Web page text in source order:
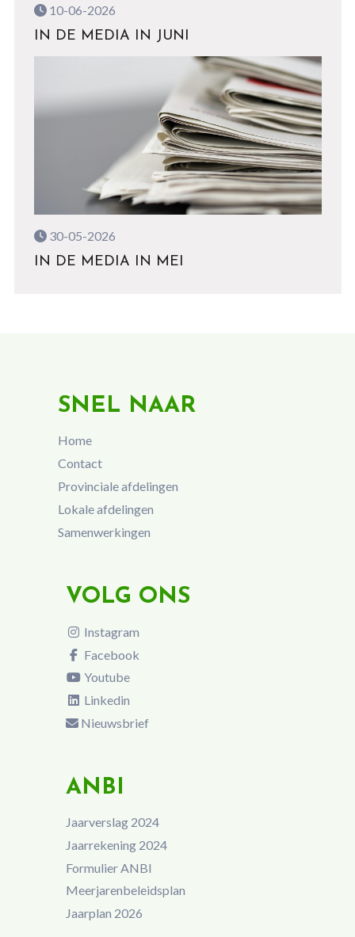
10-06-2026
IN DE MEDIA IN JUNI
30-05-2026
IN DE MEDIA IN MEI
SNEL NAAR
Home
Contact
Provinciale afdelingen
Lokale afdelingen
Samenwerkingen
VOLG ONS
Instagram
Facebook
Youtube
Linkedin
Nieuwsbrief
ANBI
Jaarverslag 2024
Jaarrekening 2024
Formulier ANBI
Meerjarenbeleidsplan
Jaarplan 2026